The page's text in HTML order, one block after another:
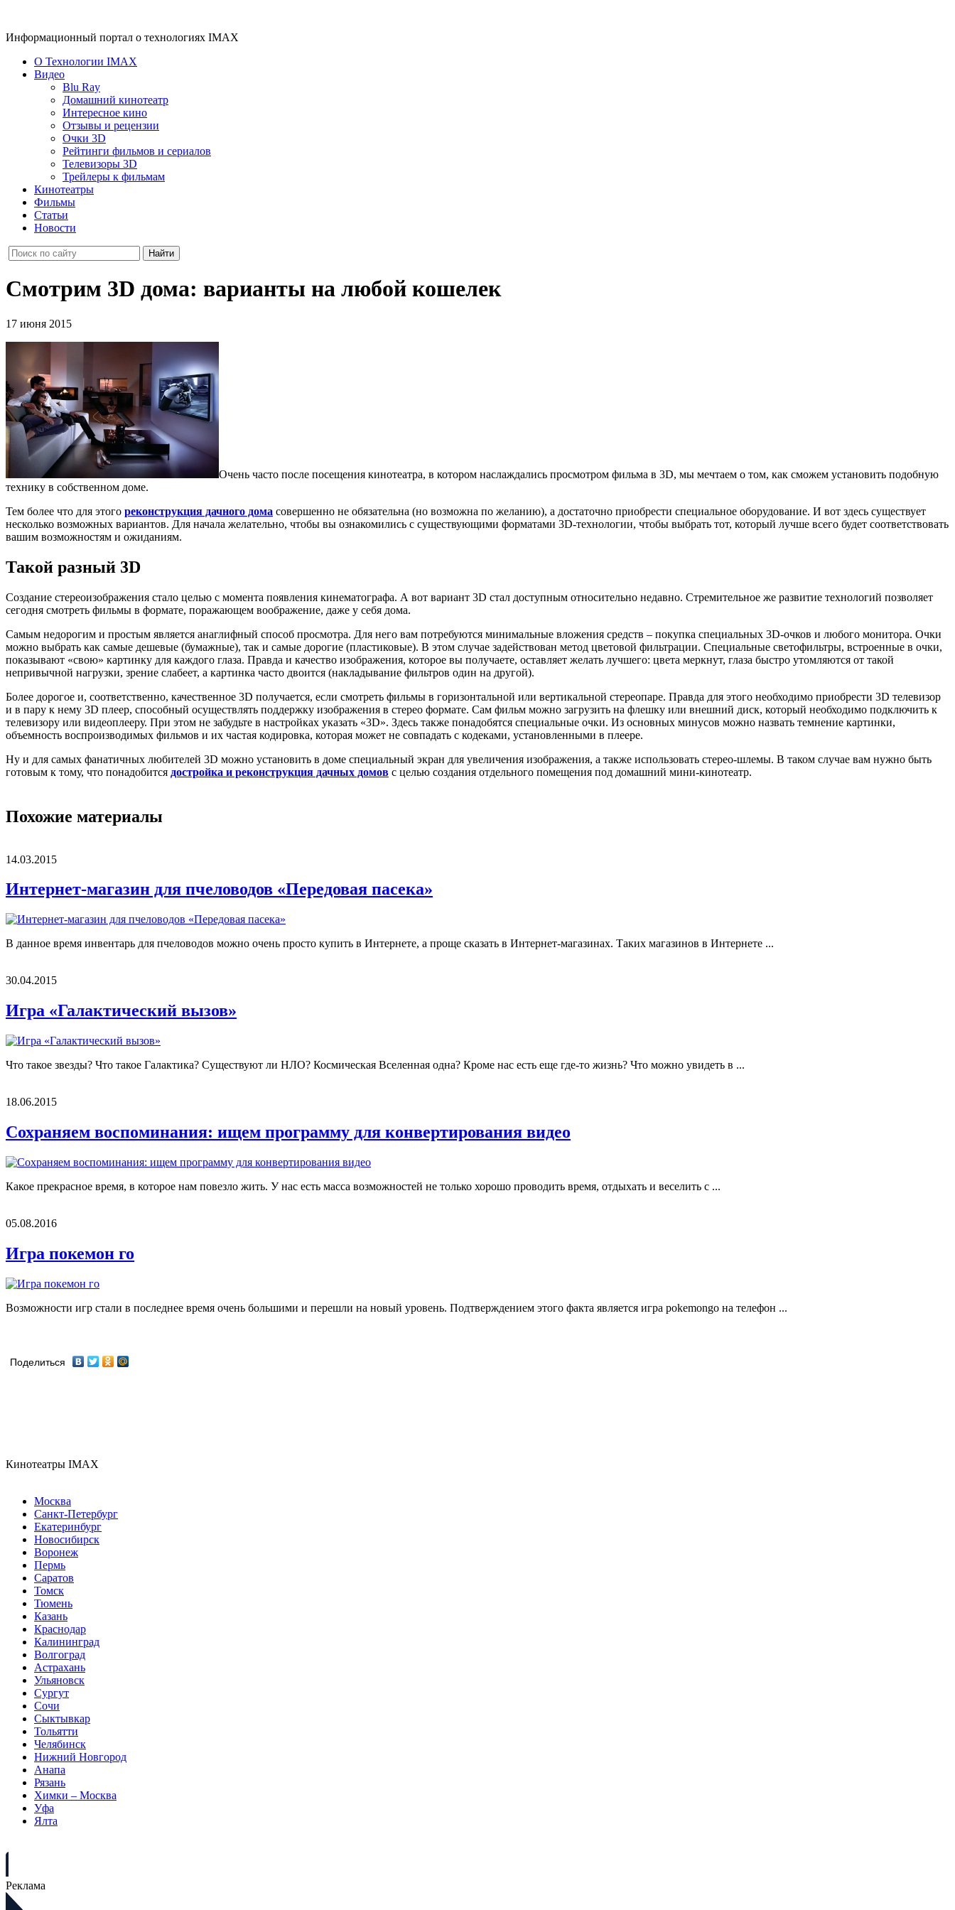
Информационный портал о технологиях IMAX
О Технологии IMAX
Видео
Blu Ray
Домашний кинотеатр
Интересное кино
Отзывы и рецензии
Очки 3D
Рейтинги фильмов и сериалов
Телевизоры 3D
Трейлеры к фильмам
Кинотеатры
Фильмы
Статьи
Новости
Смотрим 3D дома: варианты на любой кошелек
17 июня 2015
Очень часто после посещения кинотеатра, в котором наслаждались просмотром фильма в 3D, мы мечтаем о том, как сможем установить подобную
технику в собственном доме.
Тем более что для этого реконструкция дачного дома совершенно не обязательна (но возможна по желанию), а достаточно приобрести специальное оборудование. И вот здесь существует
несколько возможных вариантов. Для начала желательно, чтобы вы ознакомились с существующими форматами 3D-технологии, чтобы выбрать тот, который лучше всего будет соответствовать
вашим возможностям и ожиданиям.
Такой разный 3D
Создание стереоизображения стало целью с момента появления кинематографа. А вот вариант 3D стал доступным относительно недавно. Стремительное же развитие технологий позволяет
сегодня смотреть фильмы в формате, поражающем воображение, даже у себя дома.
Самым недорогим и простым является анаглифный способ просмотра. Для него вам потребуются минимальные вложения средств – покупка специальных 3D-очков и любого монитора. Очки
можно выбрать как самые дешевые (бумажные), так и самые дорогие (пластиковые). В этом случае задействован метод цветовой фильтрации. Специальные светофильтры, встроенные в очки,
показывают «свою» картинку для каждого глаза. Правда и качество изображения, которое вы получаете, оставляет желать лучшего: цвета меркнут, глаза быстро утомляются от такой
непривычной нагрузки, зрение слабеет, а картинка часто двоится (накладывание фильтров один на другой).
Более дорогое и, соответственно, качественное 3D получается, если смотреть фильмы в горизонтальной или вертикальной стереопаре. Правда для этого необходимо приобрести 3D телевизор
и в пару к нему 3D плеер, способный осуществлять поддержку изображения в стерео формате. Сам фильм можно загрузить на флешку или внешний диск, который необходимо подключить к
телевизору или видеоплееру. При этом не забудьте в настройках указать «3D». Здесь также понадобятся специальные очки. Из основных минусов можно назвать темнение картинки,
объемность воспроизводимых фильмов и их частая кодировка, которая может не совпадать с кодеками, установленными в плеере.
Ну и для самых фанатичных любителей 3D можно установить в доме специальный экран для увеличения изображения, а также использовать стерео-шлемы. В таком случае вам нужно быть
готовым к тому, что понадобится достройка и реконструкция дачных домов с целью создания отдельного помещения под домашний мини-кинотеатр.
Похожие материалы
14.03.2015
Интернет-магазин для пчеловодов «Передовая пасека»
В данное время инвентарь для пчеловодов можно очень просто купить в Интернете, а проще сказать в Интернет-магазинах. Таких магазинов в Интернете ...
30.04.2015
Игра «Галактический вызов»
Что такое звезды? Что такое Галактика? Существуют ли НЛО? Космическая Вселенная одна? Кроме нас есть еще где-то жизнь? Что можно увидеть в ...
18.06.2015
Сохраняем воспоминания: ищем программу для конвертирования видео
Какое прекрасное время, в которое нам повезло жить. У нас есть масса возможностей не только хорошо проводить время, отдыхать и веселить с ...
05.08.2016
Игра покемон го
Возможности игр стали в последнее время очень большими и перешли на новый уровень. Подтверждением этого факта является игра pokemongo на телефон ...
Поделиться
Кинотеатры IMAX
Москва
Санкт-Петербург
Екатеринбург
Новосибирск
Воронеж
Пермь
Саратов
Томск
Тюмень
Казань
Краснодар
Калининград
Волгоград
Астрахань
Ульяновск
Сургут
Сочи
Сыктывкар
Тольятти
Челябинск
Нижний Новгород
Анапа
Рязань
Химки – Москва
Уфа
Ялта
Реклама